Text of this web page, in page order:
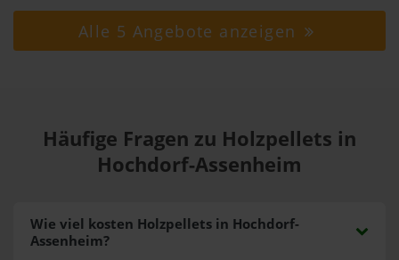
Alle 5 Angebote anzeigen
Häufige Fragen zu Holzpellets in
Hochdorf-Assenheim
Wie viel kosten Holzpellets in Hochdorf-
Assenheim?